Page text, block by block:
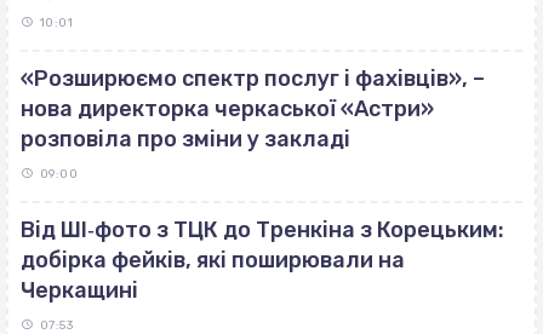
10:01
«Розширюємо спектр послуг і фахівців», –
нова директорка черкаської «Астри»
розповіла про зміни у закладі
09:00
Від ШІ‐фото з ТЦК до Тренкіна з Корецьким:
добірка фейків, які поширювали на
Черкащині
07:53